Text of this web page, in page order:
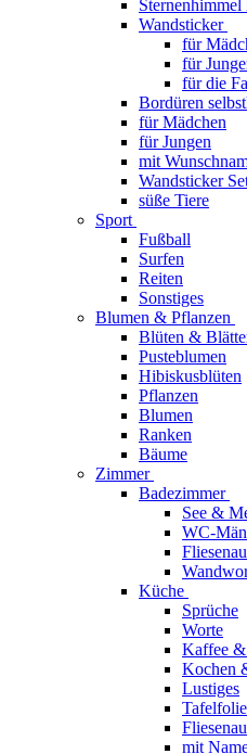
Wandsticker
für
für
für die
Bordüren
für Mädchen
für Jungen
mit
Wandsticker
süße Tiere
Sport
Fußball
Surfen
Reiten
Sonstiges
Blumen & Pflanzen
Blüten &
Pusteblumen
Hibiskusblüten
Pflanzen
Blumen
Ranken
Bäume
Zimmer
Badezimmer
See &
WC-
Küche
Sprüche
Worte
Kaffee &
Kochen
Lustiges
Tafelfolie
mit